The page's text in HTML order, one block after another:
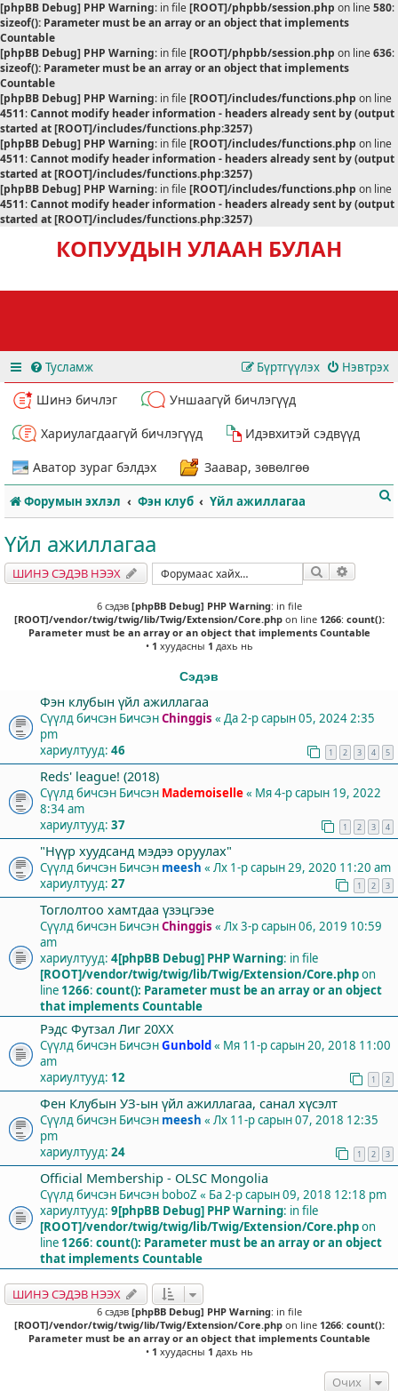
[phpBB Debug] PHP Warning: in file[ROOT]/phpbb/session.php on line580:
sizeof(): Parameter must be an array or an object that implements
Countable
[phpBB Debug] PHP Warning: in file[ROOT]/phpbb/session.php on line636:
sizeof(): Parameter must be an array or an object that implements
Countable
[phpBB Debug] PHP Warning: in file[ROOT]/includes/functions.php on line
4511:Cannot modify header information - headers already sent by (output
started at [ROOT]/includes/functions.php:3257)
[phpBB Debug] PHP Warning: in file[ROOT]/includes/functions.php on line
4511:Cannot modify header information - headers already sent by (output
started at [ROOT]/includes/functions.php:3257)
[phpBB Debug] PHP Warning: in file[ROOT]/includes/functions.php on line
4511:Cannot modify header information - headers already sent by (output
started at [ROOT]/includes/functions.php:3257)
КОПУУДЫН УЛААН БУЛАН
Тусламж Нэвтрэх
Бүртгүүлэх
Шинэ бичлэг
Уншаагүй бичлэгүүд
Хариулагдаагүй бичлэгүүд
Идэвхитэй сэдвүүд
Аватор зураг бэлдэх
Заавар, зөвөлгөө
Форумын эхлэл Фэн клуб Үйл ажиллагаа
Үйл ажиллагаа
ШИНЭ СЭДЭВ НЭЭХ Хайлт
6 сэдэв [phpBB Debug] PHP Warning: in file
[ROOT]/vendor/twig/twig/lib/Twig/Extension/Core.phpon line 1266: count():
Parameter must be an array or an object that implements Countable
• 1 хуудасны 1 дахь нь
Сэдэв
Фэн клубын үйл ажиллагаа
Сүүлд бичсэн БичсэнChinggis « Да 2-р сарын 05, 2024 2:35
pm
хариултууд: 46 1 2 3 4 5
Reds' league! (2018)
Сүүлд бичсэн Бичсэн Mademoiselle« Мя 4-р сарын 19, 2022
8:34 am
хариултууд: 37 1 2 3 4
"Нүүр хуудсанд мэдээ оруулах"
Сүүлд бичсэн Бичсэн meesh « Лх 1-р сарын 29, 2020 11:20 am
хариултууд: 27 1 2 3
Тоглолтоо хамтдаа үзэцгээе
Сүүлд бичсэн БичсэнChinggis « Лх 3-р сарын 06, 2019 10:59
am
хариултууд: 4[phpBB Debug] PHP Warning: in file
[ROOT]/vendor/twig/twig/lib/Twig/Extension/Core.phpon
line 1266: count(): Parameter must be an array or an object
that implements Countable
Рэдс Футзал Лиг 20XX
Сүүлд бичсэн БичсэнGunbold« Мя 11-р сарын 20, 2018 11:00
am
хариултууд: 12 1 2
Фен Клубын УЗ-ын үйл ажиллагаа, санал хүсэлт
Сүүлд бичсэн Бичсэн meesh « Лх 11-р сарын 07, 2018 12:35
pm
хариултууд: 24 1 2 3
Official Membership - OLSC Mongolia
Сүүлд бичсэн Бичсэн boboZ « Ба 2-р сарын 09, 2018 12:18 pm
хариултууд: 9[phpBB Debug] PHP Warning: in file
[ROOT]/vendor/twig/twig/lib/Twig/Extension/Core.phpon
line 1266: count(): Parameter must be an array or an object
that implements Countable
ШИНЭ СЭДЭВ НЭЭХ
6 сэдэв [phpBB Debug] PHP Warning: in file
[ROOT]/vendor/twig/twig/lib/Twig/Extension/Core.phpon line 1266: count():
Parameter must be an array or an object that implements Countable
• 1 хуудасны 1 дахь нь
Очих